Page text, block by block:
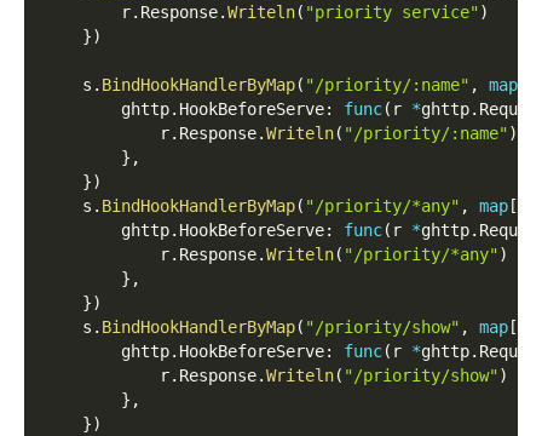
        r
. Response.Writeln( "priority service")
})
    s
. BindHookHandlerByMap( "/priority/:name" , map
        ghttp
. HookBeforeServe: func( r *ghttp.
            r
. Response.Writeln( "/priority/:name")
} ,
})
    s
. BindHookHandlerByMap( "/priority/*any" , map [
        ghttp
. HookBeforeServe: func( r *ghttp.
            r
. Response.Writeln( "/priority/*any")
} ,
})
    s
. BindHookHandlerByMap( "/priority/show" , map [
        ghttp
. HookBeforeServe: func( r *ghttp.
            r
. Response.Writeln( "/priority/show")
} ,
})